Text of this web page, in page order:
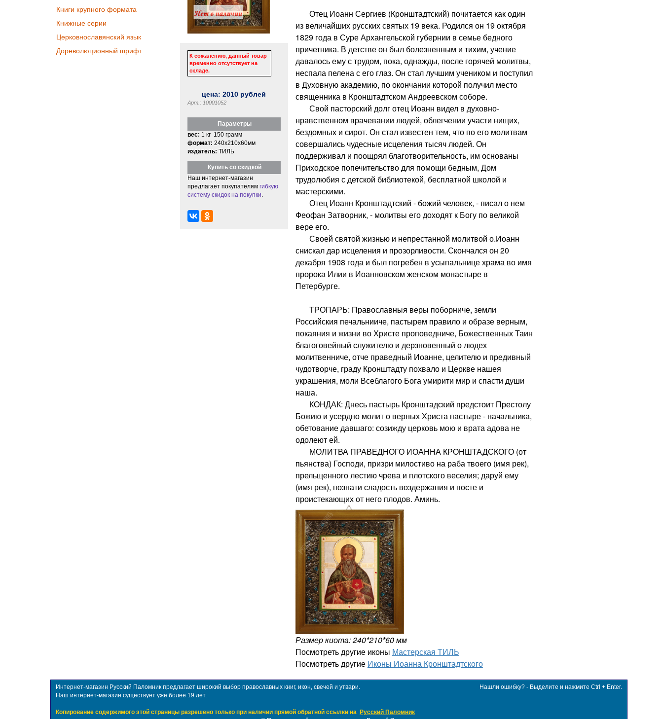
Книги крупного формата
Книжные серии
Церковнославянский язык
Дореволюционный шрифт
К сожалению, данный товар
временно отсутствует на
складе.
цена:2010 рублей
Арт.: 10001052
Параметры
вес: 1 кг 150 грамм
формат: 240x210x60мм
издатель: ТИЛЬ
Купить со скидкой
Наш интернет-магазин
предлагает покупателям гибкую
систему скидок на покупки
Отец Иоанн Сергиев (Кронштадтский) почитается как один
из величайших русских святых 19 века. Родился он 19 октября
1829 года в Суре Архангельской губернии в семье бедного
причетника. В детстве он был болезненным и тихим, учение
давалось ему с трудом, пока, однажды, после горячей молитвы,
неспала пелена с его глаз. Он стал лучшим учеником и поступил
в Духовную академию, по окончании которой получил место
священника в Кронштадтском Андреевском соборе.
Свой пасторский долг отец Иоанн видел в духовно-
нравственном врачевании людей, облегчении участи нищих,
бездомных и сирот. Он стал известен тем, что по его молитвам
совершались чудесные исцеления тысяч людей. Он
поддерживал и поощрял благотворительность, им основаны
Приходское попечительство для помощи бедным, Дом
трудолюбия с детской библиотекой, бесплатной школой и
мастерскими.
Отец Иоанн Кронштадтский - божий человек, - писал о нем
Феофан Затворник, - молитвы его доходят к Богу по великой
вере его.
Своей святой жизнью и непрестанной молитвой о.Иоанн
снискал дар исцеления и прозорливости. Скончался он 20
декабря 1908 года и был погребен в усыпальнице храма во имя
пророка Илии в Иоанновском женском монастыре в
Петербурге.
ТРОПАРЬ: Православныя веры поборниче, земли
Российския печальнииче, пастырем правило и образе верным,
покаяния и жизни во Христе проповедниче, Божественных Таин
благоговейный служителю и дерзновенный о людех
молитвенниче, отче праведный Иоанне, целителю и предивный
чудотворче, граду Кронштадту похвало и Церкве нашея
украшения, моли Всеблагого Бога умирити мир и спасти души
наша.
КОНДАК: Днесь пастырь Кронштадский предстоит Престолу
Божию и усердно молит о верных Христа пастыре - начальника,
обетование давшаго: созижду церковь мою и врата адова не
одолеют ей.
МОЛИТВА ПРАВЕДНОГО ИОАННА КРОНШТАДСКОГО (от
пьянства) Господи, призри милостиво на раба твоего (имя рек),
прельщенного лестию чрева и плотского веселия; даруй ему
(имя рек), познати сладость воздержания и посте и
проистекающих от него плодов. Аминь.
Размер киота: 240*210*60 мм
Посмотреть другие иконы Мастерская ТИЛЬ
Посмотреть другие Иконы Иоанна Кронштадтского
Интернет-магазин Русский Паломник предлагает широкий выбор православных книг, икон, свечей и утвари.
Наш интернет-магазин существует уже более 19 лет.
Копирование содержимого этой страницы разрешено только при наличии прямой обратной ссылки на Русский Паломник
Нашли ошибку? - Выделите и нажмите Ctrl + Enter.